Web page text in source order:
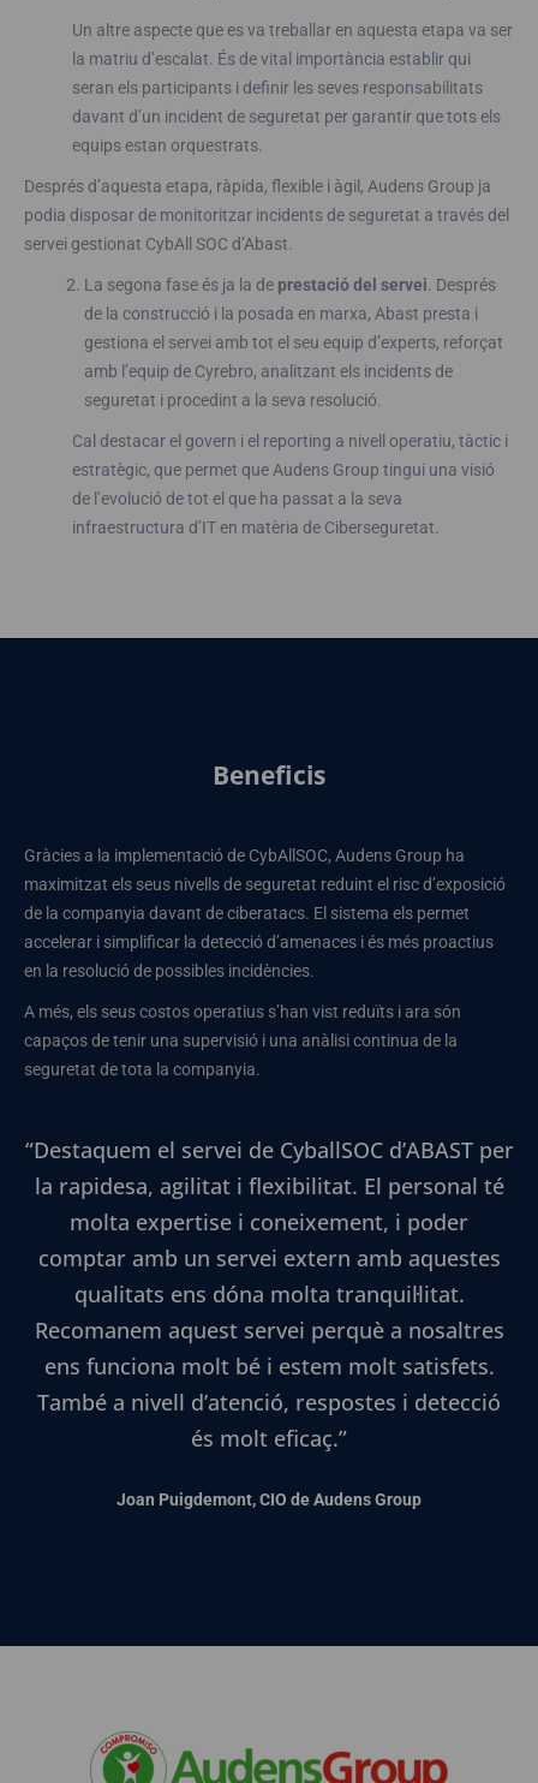
Un altre aspecte que es va treballar en aquesta etapa va ser
la matriu d’escalat. És de vital importància establir qui
seran els participants i definir les seves responsabilitats
davant d’un incident de seguretat per garantir que tots els
equips estan orquestrats.
Després d’aquesta etapa, ràpida, flexible i àgil, Audens Group ja
podia disposar de monitoritzar incidents de seguretat a través del
servei gestionat CybAll SOC d’Abast.
La segona fase és ja la de prestació del servei. Després
de la construcció i la posada en marxa, Abast presta i
gestiona el servei amb tot el seu equip d’experts, reforçat
amb l’equip de Cyrebro, analitzant els incidents de
seguretat i procedint a la seva resolució.
Cal destacar el govern i el reporting a nivell operatiu, tàctic i
estratègic, que permet que Audens Group tingui una visió
de l’evolució de tot el que ha passat a la seva
infraestructura d’IT en matèria de Ciberseguretat.
Beneficis
Gràcies a la implementació de CybAllSOC, Audens Group ha
maximitzat els seus nivells de seguretat reduint el risc d’exposició
de la companyia davant de ciberatacs. El sistema els permet
accelerar i simplificar la detecció d’amenaces i és més proactius
en la resolució de possibles incidències.
A més, els seus costos operatius s’han vist reduïts i ara són
capaços de tenir una supervisió i una anàlisi continua de la
seguretat de tota la companyia.
“Destaquem el servei de CyballSOC d’ABAST per
la rapidesa, agilitat i flexibilitat. El personal té
molta expertise i coneixement, i poder
comptar amb un servei extern amb aquestes
qualitats ens dóna molta tranquil·litat.
Recomanem aquest servei perquè a nosaltres
ens funciona molt bé i estem molt satisfets.
També a nivell d’atenció, respostes i detecció
és molt eficaç.”
Joan Puigdemont, CIO de Audens Group